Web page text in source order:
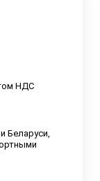
НДС
Беларуси,